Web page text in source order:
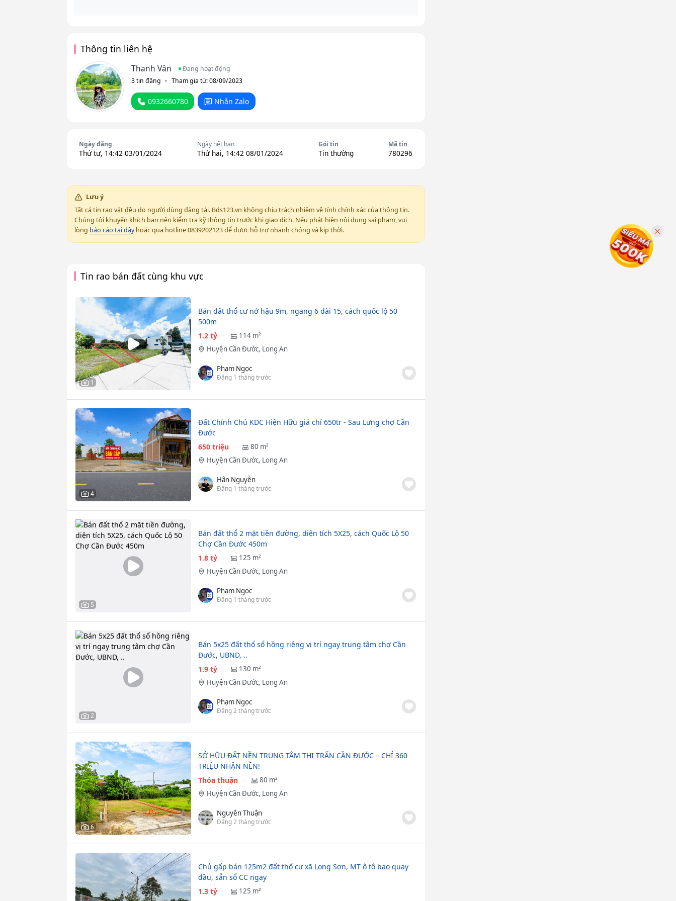
Thông tin liên hệ
Thanh Vân
Đang hoạt động
3 tin đăng
Tham gia từ: 08/09/2023
0932660780 Nhắn Zalo
Ngày đăng
Thứ tư, 14:42 03/01/2024
Ngày hết hạn
Thứ hai, 14:42 08/01/2024
Gói tin
Tin thường
Mã tin
780296
Lưu ý
Tất cả tin rao vặt đều do người dùng đăng tải. Bds123.vn không chịu trách nhiệm về tính chính xác của thông tin.
Chúng tôi khuyến khích bạn nên kiểm tra kỹ thông tin trước khi giao dịch. Nếu phát hiện nội dung sai phạm, vui
lòng báo cáo tại đâyhoặc qua hotline 0839202123 để được hỗ trợ nhanh chóng và kịp thời.
Tin rao bán đất cùng khu vực
1
Bán đất thổ cư nở hậu 9m, ngang 6 dài 15, cách quốc lộ 50
500m
1.2 tỷ
114 m²
Huyện Cần Đước, Long An
Phạm Ngọc
Đăng 1 tháng trước
4
Đất Chính Chủ KDC Hiện Hữu giá chỉ 650tr - Sau Lưng chợ Cần
Đước
650 triệu
80 m²
Huyện Cần Đước, Long An
Hân Nguyễn
Đăng 1 tháng trước
5
Bán đất thổ 2 mặt tiền đường, diện tích 5X25, cách Quốc Lộ 50
Chợ Cần Đước 450m
1.8 tỷ
125 m²
Huyện Cần Đước, Long An
Phạm Ngọc
Đăng 1 tháng trước
2
Bán 5x25 đất thổ sổ hồng riêng vị trí ngay trung tâm chợ Cần
Đước, UBND, ..
1.9 tỷ
130 m²
Huyện Cần Đước, Long An
Phạm Ngọc
Đăng 2 tháng trước
6
SỞ HỮU ĐẤT NỀN TRUNG TÂM THỊ TRẤN CẦN ĐƯỚC – CHỈ 360
TRIỆU NHẬN NỀN!
Thỏa thuận
80 m²
Huyện Cần Đước, Long An
Nguyên Thuận
Đăng 2 tháng trước
Chủ gấp bán 125m2 đất thổ cư xã Long Sơn, MT ô tô bao quay
đầu, sẵn sổ CC ngay
1.3 tỷ
125 m²